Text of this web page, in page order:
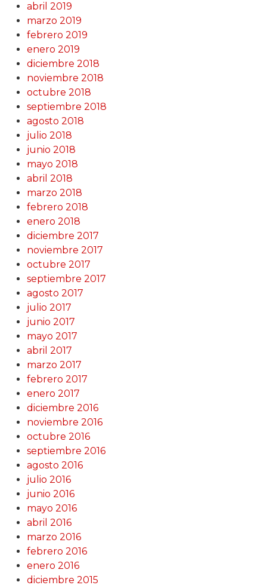
abril 2019
marzo 2019
febrero 2019
enero 2019
diciembre 2018
noviembre 2018
octubre 2018
septiembre 2018
agosto 2018
julio 2018
junio 2018
mayo 2018
abril 2018
marzo 2018
febrero 2018
enero 2018
diciembre 2017
noviembre 2017
octubre 2017
septiembre 2017
agosto 2017
julio 2017
junio 2017
mayo 2017
abril 2017
marzo 2017
febrero 2017
enero 2017
diciembre 2016
noviembre 2016
octubre 2016
septiembre 2016
agosto 2016
julio 2016
junio 2016
mayo 2016
abril 2016
marzo 2016
febrero 2016
enero 2016
diciembre 2015